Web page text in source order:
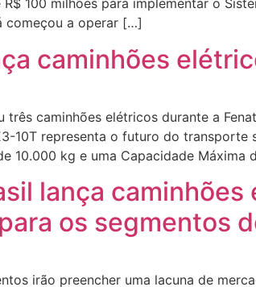
100 milhões para implementar o
começou a operar […]
caminhões
três caminhões elétricos durante a
10T representa o futuro do
10.000 kg e uma Capacidade
lança
os segmentos
irão preencher uma lacuna de